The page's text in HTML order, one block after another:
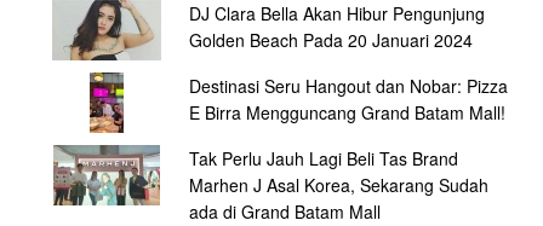
DJ Clara Bella Akan Hibur Pengunjung
Golden Beach Pada 20 Januari 2024
Destinasi Seru Hangout dan Nobar: Pizza
E Birra Mengguncang Grand Batam Mall!
Tak Perlu Jauh Lagi Beli Tas Brand
Marhen J Asal Korea, Sekarang Sudah
ada di Grand Batam Mall